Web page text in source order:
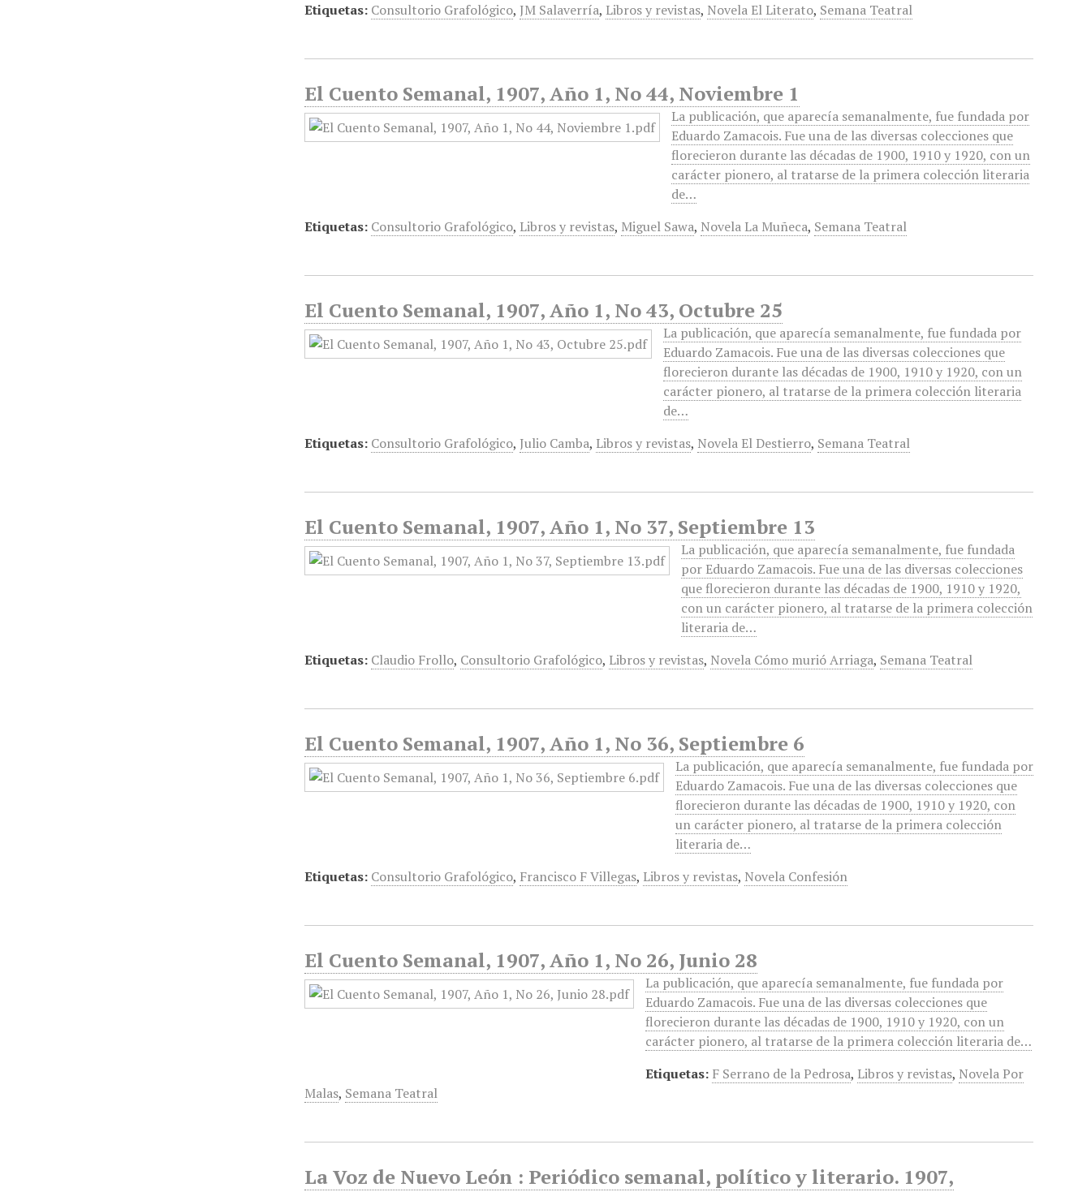
Etiquetas: Consultorio Grafológico, JM Salaverría, Libros y revistas, Novela El Literato, Semana Teatral
El Cuento Semanal, 1907, Año 1, No 44, Noviembre 1
La publicación, que aparecía semanalmente, fue fundada por
Eduardo Zamacois. Fue una de las diversas colecciones que
florecieron durante las décadas de 1900, 1910 y 1920, con un
carácter pionero, al tratarse de la primera colección literaria
de…
Etiquetas: Consultorio Grafológico, Libros y revistas, Miguel Sawa, Novela La Muñeca, Semana Teatral
El Cuento Semanal, 1907, Año 1, No 43, Octubre 25
La publicación, que aparecía semanalmente, fue fundada por
Eduardo Zamacois. Fue una de las diversas colecciones que
florecieron durante las décadas de 1900, 1910 y 1920, con un
carácter pionero, al tratarse de la primera colección literaria
de…
Etiquetas: Consultorio Grafológico, Julio Camba, Libros y revistas, Novela El Destierro, Semana Teatral
El Cuento Semanal, 1907, Año 1, No 37, Septiembre 13
La publicación, que aparecía semanalmente, fue fundada
por Eduardo Zamacois. Fue una de las diversas colecciones
que florecieron durante las décadas de 1900, 1910 y 1920,
con un carácter pionero, al tratarse de la primera colección
literaria de…
Etiquetas: Claudio Frollo, Consultorio Grafológico, Libros y revistas, Novela Cómo murió Arriaga, Semana Teatral
El Cuento Semanal, 1907, Año 1, No 36, Septiembre 6
La publicación, que aparecía semanalmente, fue fundada por
Eduardo Zamacois. Fue una de las diversas colecciones que
florecieron durante las décadas de 1900, 1910 y 1920, con
un carácter pionero, al tratarse de la primera colección
literaria de…
Etiquetas: Consultorio Grafológico, Francisco F Villegas, Libros y revistas, Novela Confesión
El Cuento Semanal, 1907, Año 1, No 26, Junio 28
La publicación, que aparecía semanalmente, fue fundada por
Eduardo Zamacois. Fue una de las diversas colecciones que
florecieron durante las décadas de 1900, 1910 y 1920, con un
carácter pionero, al tratarse de la primera colección literaria de…
Etiquetas: F Serrano de la Pedrosa, Libros y revistas, Novela Por
Malas, Semana Teatral
La Voz de Nuevo León : Periódico semanal, político y literario. 1907,